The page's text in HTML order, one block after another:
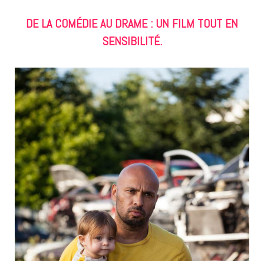
DE LA COMÉDIE AU DRAME : UN FILM TOUT EN
SENSIBILITÉ.